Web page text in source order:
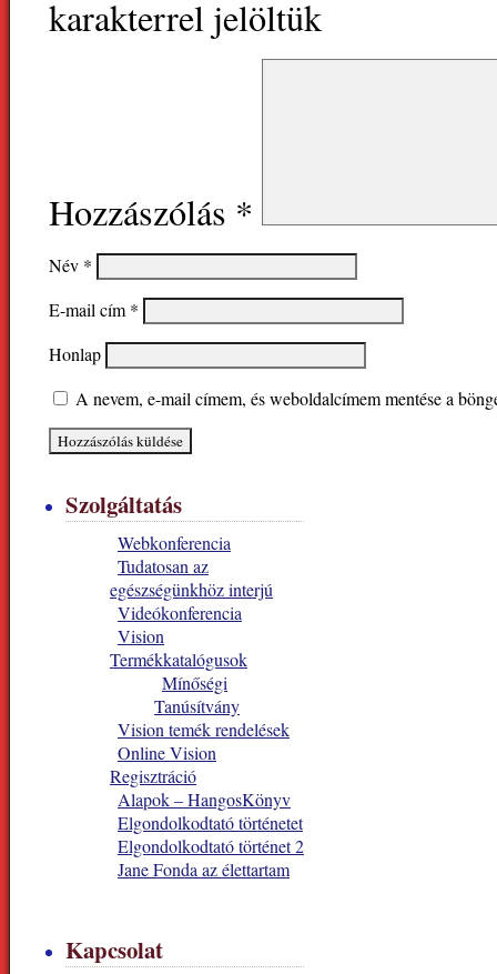
karakterrel jelöltük
Hozzászólás *
Név *
E-mail cím *
Honlap
A nevem, e-mail címem, és weboldalcímem mentése a
Szolgáltatás
Webkonferencia
Tudatosan az
egészségünkhöz interjú
Videókonferencia
Vision
Termékkatalógusok
Mínőségi
Tanúsítvány
Vision temék rendelések
Online Vision
Regisztráció
Alapok – HangosKönyv
Elgondolkodtató történetet
Elgondolkodtató történet 2
Jane Fonda az élettartam
Kapcsolat